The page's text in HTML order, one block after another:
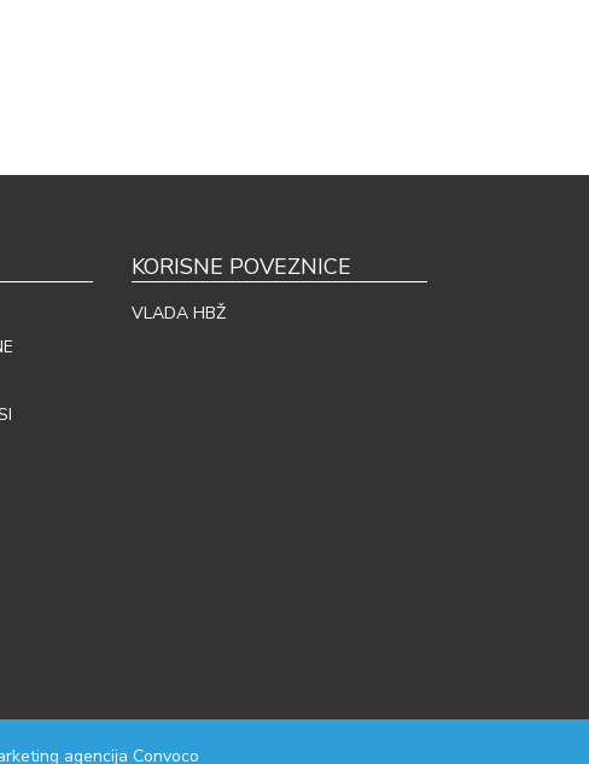
KORISNE POVEZNICE
VLADA HBŽ
agencija Convoco